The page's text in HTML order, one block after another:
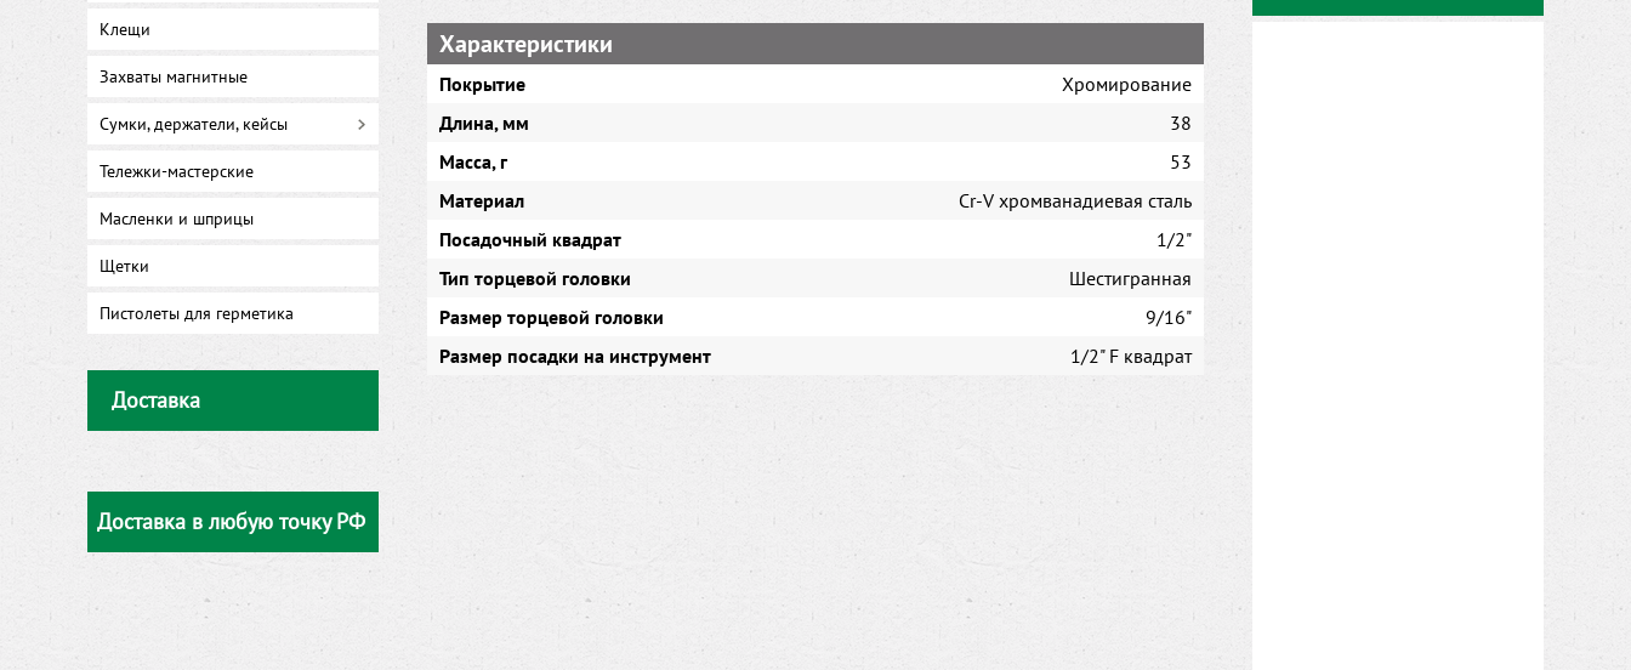
Клещи
Захваты магнитные
Сумки, держатели, кейсы
Тележки-мастерские
Масленки и шприцы
Щетки
Пистолеты для герметика
Доставка
Доставка в любую точку РФ
Характеристики
Покрытие
Хромирование
Длина, мм
38
Масса, г
53
Материал
Cr-V хромванадиевая сталь
Посадочный квадрат
1/2"
Тип торцевой головки
Шестигранная
Размер торцевой головки
9/16"
Размер посадки на инструмент
1/2" F квадрат